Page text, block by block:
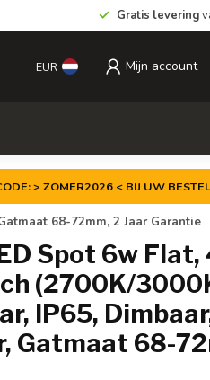
Gratis levering
EUR Mijn account
> ZOMER2026 < BIJ UW
68-72mm, 2 Jaar Garantie
Spot 6w Flat,
(2700K/
IP65,
Gatmaat 68-